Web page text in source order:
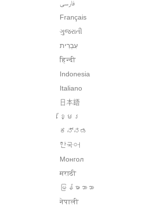
فارسی
Français
ગુજરાતી
हिन्दी
Indonesia
Italiano
日本語
ខ្មែរ
ಕನ್ನಡ
한국어
Монгол
मराठी
မြန်မာဘာသာ
नेपाली